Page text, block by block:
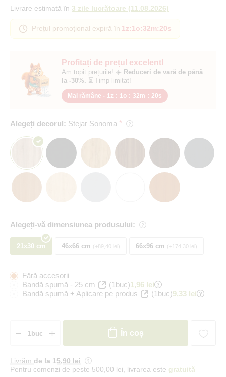
Profitați de prețul excelent!
Am topit prețurile! ☀️ Reduceri de vară de până
la -30%. ⏳ Timp limitat!
Mai rămâne - 1z : 1o : 32m : 19s
Alegeți decorul: Stejar Sonoma
Alegeți-vă dimensiunea produsului:
21x30 cm 46x66 cm +89,40 lei 66x96 cm +174,30 lei
Livrare estimată în 3 zile lucrătoare (11.08.2026)
Prețul promoțional expiră în 1z:1o:32m:19s
Fără accesorii
Bandă spumă - 25 cm
(1buc)1,96 lei
Bandă spumă + Aplicare pe produs
(1buc)9,33 lei
În coș
Livrăm de la 15,90 lei
Pentru comenzi de peste 500,00 lei, livrarea este gratuită